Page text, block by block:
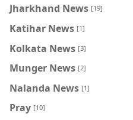
Jharkhand News [19]
Katihar News [1]
Kolkata News [3]
Munger News [2]
Nalanda News [1]
Pray [10]